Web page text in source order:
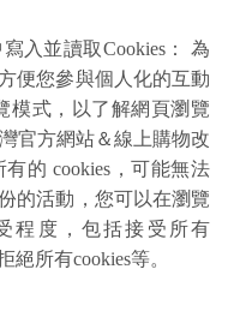
入並讀取Cookies： 為
便您參與個人化的互動
模式，以了解網頁瀏覽
官方網站＆線上購物改
的 cookies，可能無法
的活動，您可以在瀏覽
程度，包括接受所有
絕所有cookies等。